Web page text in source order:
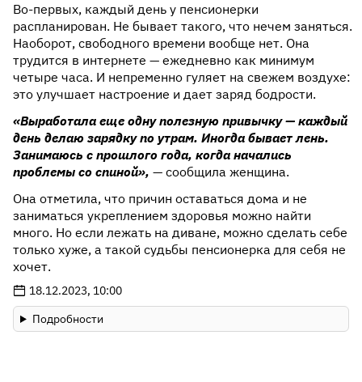
Во-первых, каждый день у пенсионерки
распланирован. Не бывает такого, что нечем заняться.
Наоборот, свободного времени вообще нет. Она
трудится в интернете — ежедневно как минимум
четыре часа. И непременно гуляет на свежем воздухе:
это улучшает настроение и дает заряд бодрости.
«Выработала еще одну полезную привычку — каждый
день делаю зарядку по утрам. Иногда бывает лень.
Занимаюсь с прошлого года, когда начались
проблемы со спиной», — сообщила женщина.
Она отметила, что причин оставаться дома и не
заниматься укреплением здоровья можно найти
много. Но если лежать на диване, можно сделать себе
только хуже, а такой судьбы пенсионерка для себя не
хочет.
18.12.2023, 10:00
Подробности